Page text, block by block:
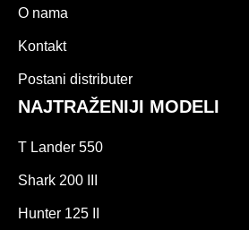
O nama
Kontakt
Postani distributer
NAJTRAŽENIJI MODELI
T Lander 550
Shark 200 III
Hunter 125 II